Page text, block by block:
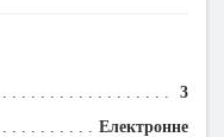
3
Електронне